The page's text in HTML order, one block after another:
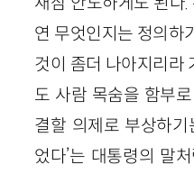
연 무엇인지는 정의하
것이 좀더 나아지리라
도 사람 목숨을 함부
결할 의제로 부상하기
었다’는 대통령의 말